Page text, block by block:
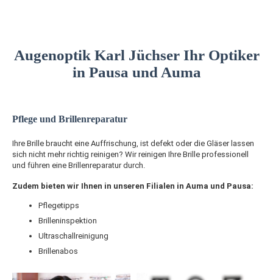
Augenoptik Karl Jüchser Ihr Optiker
in Pausa und Auma
Pflege und Brillenreparatur
Ihre Brille braucht eine Auffrischung, ist defekt oder die Gläser lassen
sich nicht mehr richtig reinigen? Wir reinigen Ihre Brille professionell
und führen eine Brillenreparatur durch.
Zudem bieten wir Ihnen in unseren Filialen in Auma und Pausa:
Pflegetipps
Brilleninspektion
Ultraschallreinigung
Brillenabos